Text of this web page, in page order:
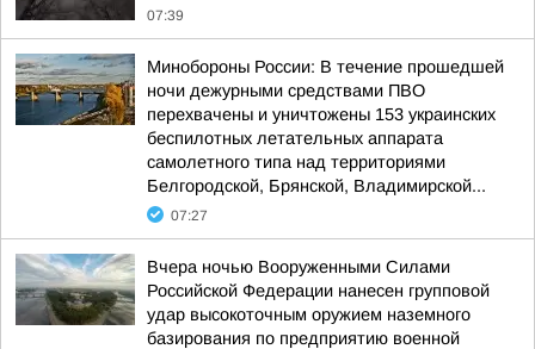
07:39
Минобороны России: В течение прошедшей
ночи дежурными средствами ПВО
перехвачены и уничтожены 153 украинских
беспилотных летательных аппарата
самолетного типа над территориями
Белгородской, Брянской, Владимирской...
07:27
Вчера ночью Вооруженными Силами
Российской Федерации нанесен групповой
удар высокоточным оружием наземного
базирования по предприятию военной